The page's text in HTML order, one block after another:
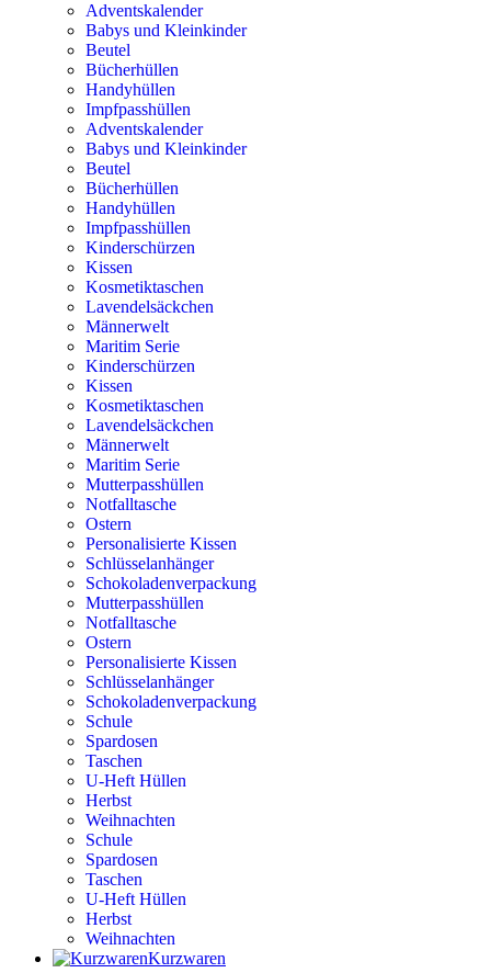
Adventskalender
Babys und Kleinkinder
Beutel
Bücherhüllen
Handyhüllen
Impfpasshüllen
Adventskalender
Babys und Kleinkinder
Beutel
Bücherhüllen
Handyhüllen
Impfpasshüllen
Kinderschürzen
Kissen
Kosmetiktaschen
Lavendelsäckchen
Männerwelt
Maritim Serie
Kinderschürzen
Kissen
Kosmetiktaschen
Lavendelsäckchen
Männerwelt
Maritim Serie
Mutterpasshüllen
Notfalltasche
Ostern
Personalisierte Kissen
Schlüsselanhänger
Schokoladenverpackung
Mutterpasshüllen
Notfalltasche
Ostern
Personalisierte Kissen
Schlüsselanhänger
Schokoladenverpackung
Schule
Spardosen
Taschen
U-Heft Hüllen
Herbst
Weihnachten
Schule
Spardosen
Taschen
U-Heft Hüllen
Herbst
Weihnachten
Kurzwaren